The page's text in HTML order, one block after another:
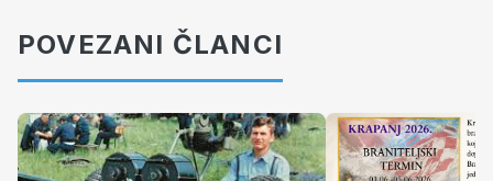
POVEZANI ČLANCI